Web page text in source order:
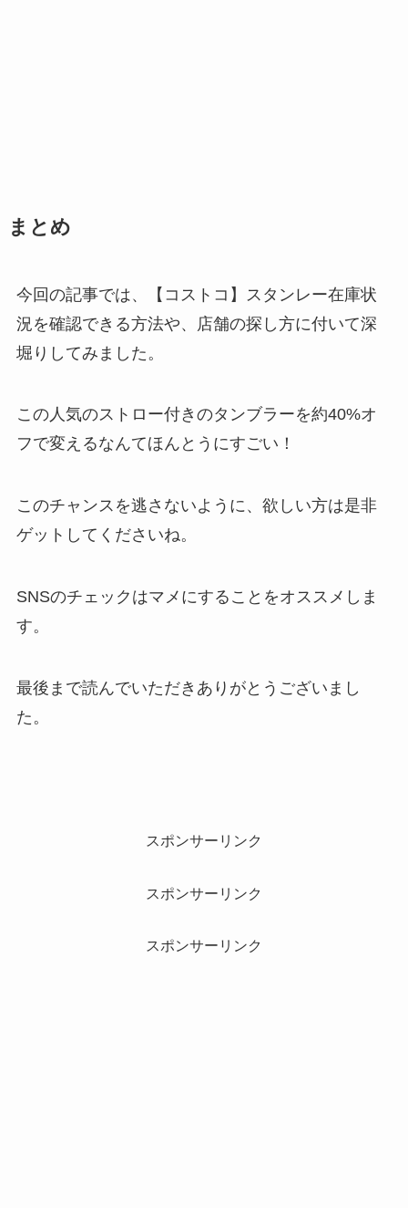
まとめ
今回の記事では、【コストコ】スタンレー在庫状
況を確認できる方法や、店舗の探し方に付いて深
堀りしてみました。
この人気のストロー付きのタンブラーを約40%オ
フで変えるなんてほんとうにすごい！
このチャンスを逃さないように、欲しい方は是非
ゲットしてくださいね。
SNSのチェックはマメにすることをオススメしま
す。
最後まで読んでいただきありがとうございまし
た。
スポンサーリンク
スポンサーリンク
スポンサーリンク